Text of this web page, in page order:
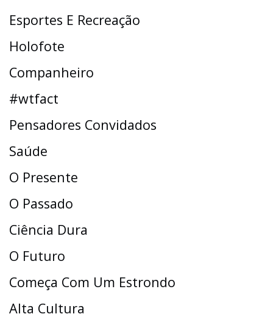
Esportes E Recreação
Holofote
Companheiro
#wtfact
Pensadores Convidados
Saúde
O Presente
O Passado
Ciência Dura
O Futuro
Começa Com Um Estrondo
Alta Cultura